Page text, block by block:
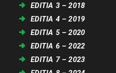
EDITIA 3 – 2018
EDITIA 4 – 2019
EDITIA 5 – 2020
EDITIA 6 – 2022
EDITIA 7 – 2023